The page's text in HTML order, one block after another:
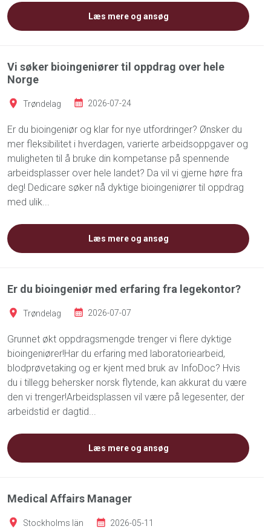
Læs mere og ansøg
Vi søker bioingeniører til oppdrag over hele
Norge
Trøndelag 2026-07-24
Er du bioingeniør og klar for nye utfordringer? Ønsker du
mer fleksibilitet i hverdagen, varierte arbeidsoppgaver og
muligheten til å bruke din kompetanse på spennende
arbeidsplasser over hele landet? Da vil vi gjerne høre fra
deg! Dedicare søker nå dyktige bioingeniører til oppdrag
med ulik...
Læs mere og ansøg
Er du bioingeniør med erfaring fra legekontor?
Trøndelag 2026-07-07
Grunnet økt oppdragsmengde trenger vi flere dyktige
bioingeniører!Har du erfaring med laboratoriearbeid,
blodprøvetaking og er kjent med bruk av InfoDoc? Hvis
du i tillegg behersker norsk flytende, kan akkurat du være
den vi trenger!Arbeidsplassen vil være på legesenter, der
arbeidstid er dagtid...
Læs mere og ansøg
Medical Affairs Manager
Stockholms län 2026-05-11